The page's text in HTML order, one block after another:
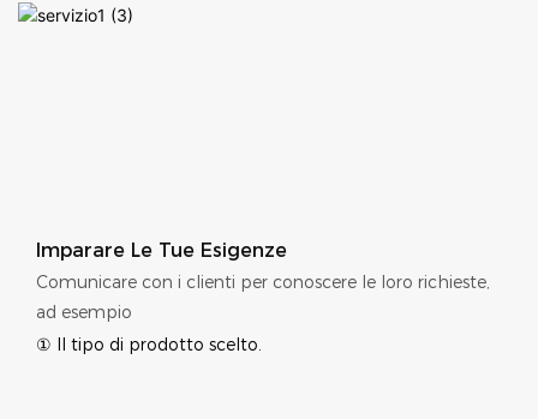
Imparare Le Tue Esigenze
Comunicare con i clienti per conoscere le loro richieste,
ad esempio
① Il tipo di prodotto scelto.